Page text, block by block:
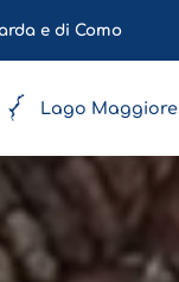
e di Como
Lago Maggiore